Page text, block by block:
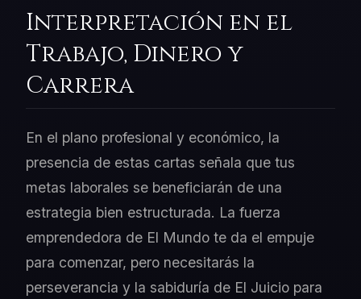
Interpretación en el
Trabajo, Dinero y
Carrera
En el plano profesional y económico, la
presencia de estas cartas señala que tus
metas laborales se beneficiarán de una
estrategia bien estructurada. La fuerza
emprendedora de El Mundo te da el empuje
para comenzar, pero necesitarás la
perseverancia y la sabiduría de El Juicio para